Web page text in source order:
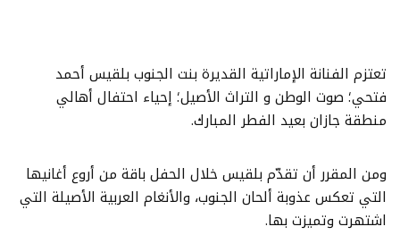
تعتزم الفنانة الإماراتية القديرة بنت الجنوب بلقيس أحمد
فتحي؛ صوت الوطن و التراث الأصيل؛ إحياء احتفال أهالي
منطقة جازان بعيد الفطر المبارك.
ومن المقرر أن تقدّم بلقيس خلال الحفل باقة من أروع أغانيها
التي تعكس عذوبة ألحان الجنوب، والأنغام العربية الأصيلة التي
اشتهرت وتميزت بها.